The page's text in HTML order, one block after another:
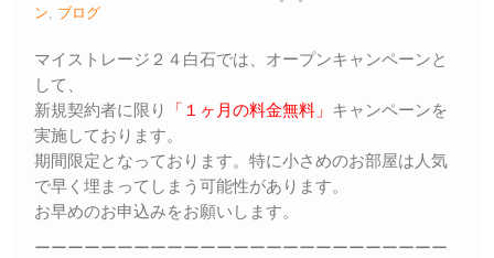
– Faq –
– Tour –
ご契約の流れ
– Agreement –
ン, ブログ
マイストレージ２４白石では、オープンキャンペーンと
して、
新規契約者に限り
「１ヶ月の料金無料」 キャンペーンを
実施しております。
期間限定となっております。特に小さめのお部屋は人気
で早く埋まってしまう可能性があります。
お早めのお申込みをお願いします。
ーーーーーーーーーーーーーーーーーーーーーーーーー